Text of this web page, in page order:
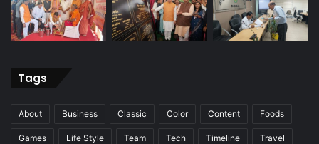
Tags
About Business Classic Color Content Foods
Games Life Style Team Tech Timeline Travel